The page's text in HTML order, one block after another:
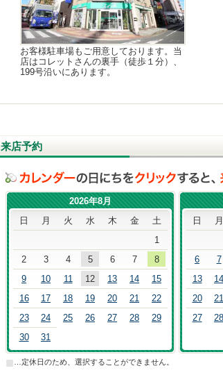
お客様駐車場もご用意しております。当
店はコレットさんの裏手（徒歩１分）、
199号沿いにあります。
来店予約
2026年8月
日
月 火 水 木 金
土
1
2
3 4 5 6 7
8
9
10 11 12 13 14
15
16
17 18 19 20 21
22
23
24 25 26 27 28
29
30
31
日
月
6
7
13
14
20
21
27
28
■ …定休日のため、選択することができません。